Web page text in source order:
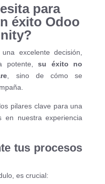
para
éxito Odoo
excelente decisión,
potente,su éxito no
, sino de cómo se
pilares clave para una
en nuestra experiencia
tus procesos
es crucial: